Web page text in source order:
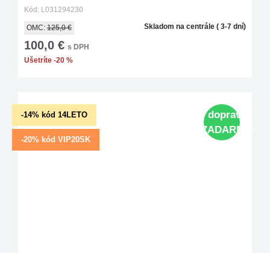
Kód: L031294230
OMC: 125,0 €
100,0 € s DPH
Ušetríte -20 %
Skladom na centrále ( 3-7 dní)
-14% kód 14LETO
-20% kód VIP20SK
doprava
ZADARMO